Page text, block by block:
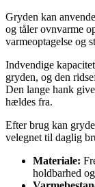
Gryden kan
og tåler ovnvarme
varmeoptagelse og
Indvendige
gryden, og den
Den lange hank
hældes fra.
Efter brug kan
velegnet til daglig
Materiale:
holdbarhed